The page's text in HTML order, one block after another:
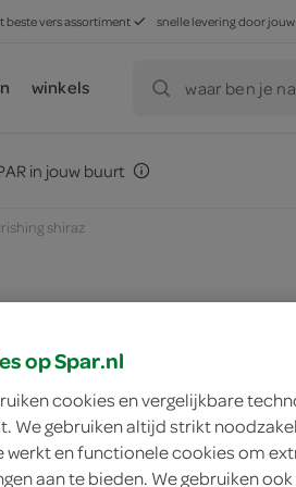
beste vers assortiment snelle levering door jouw
winkels waar ben je
in jouw buurt
shiraz
The
op Spar.nl
cookies en vergelijkbare
We gebruiken altijd strikt
werkt en functionele cookies om
aan te bieden. We gebruiken